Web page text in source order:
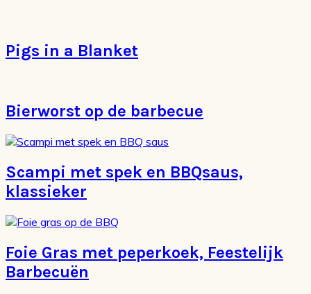
Pigs in a Blanket
Bierworst op de barbecue
Scampi met spek en BBQsaus,
klassieker
Foie Gras met peperkoek, Feestelijk
Barbecuën